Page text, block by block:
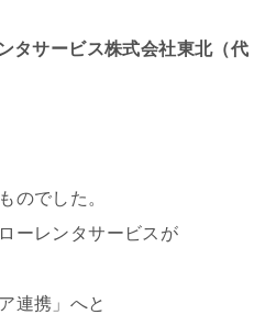
タサービス株式会社東北（代
のでした。
ーレンタサービスが
連携」へと